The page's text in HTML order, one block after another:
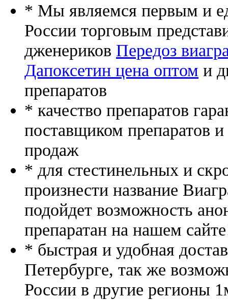
* Мы являемся первым и
России торговым
дженериков Передоз
Дапоксетин цена оптом и
препаратов
* качество препаратов
поставщиком препаратов
продаж
* для стестинельных и
произнести название
подойдет возможность
препаратан на нашем
* быстрая и удобная
Петербурге, так же
России в другие регионы